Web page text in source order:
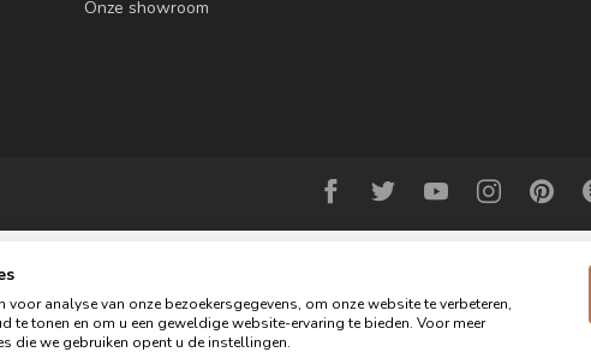
Onze showroom
© Copyright 2026 Oldwood de Woonwinkel - Powered by
voor analyse van onze bezoekersgegevens, om onze website te verbeteren,
te tonen en om u een geweldige website-ervaring te bieden. Voor meer
die we gebruiken opent u de instellingen.